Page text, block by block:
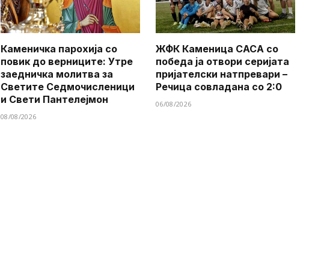
Каменичка парохија со
повик до верниците: Утре
заедничка молитва за
Светите Седмочисленици
и Свети Пантелејмон
08/08/2026
ЖФК Каменица САСА со
победа ја отвори серијата
пријателски натпревари –
Речица совладана со 2:0
06/08/2026